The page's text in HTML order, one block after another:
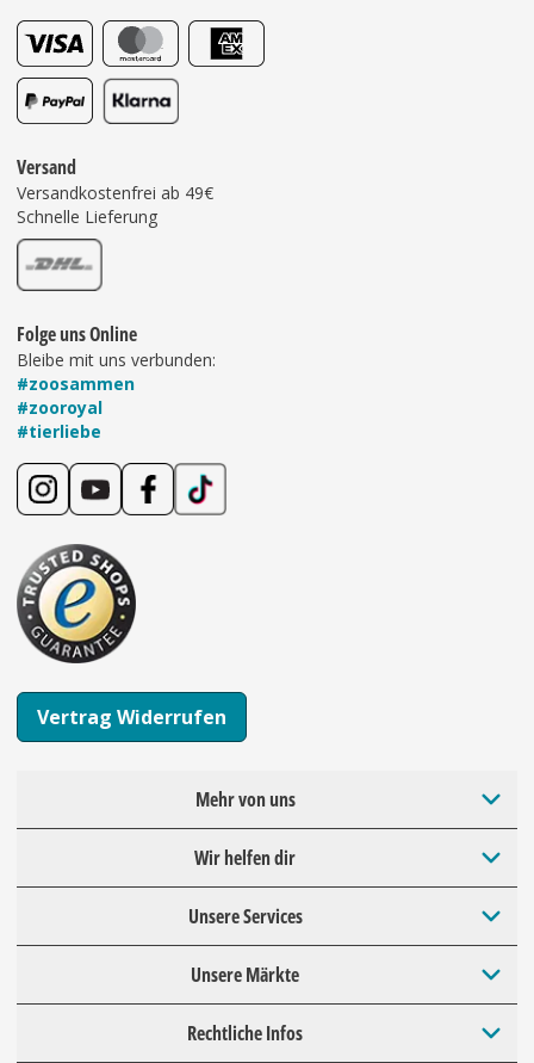
Versand
Versandkostenfrei ab 49€
Schnelle Lieferung
Folge uns Online
Bleibe mit uns verbunden:
#zoosammen
#zooroyal
#tierliebe
Vertrag Widerrufen
Mehr von uns
Wir helfen dir
Unsere Services
Unsere Märkte
Rechtliche Infos